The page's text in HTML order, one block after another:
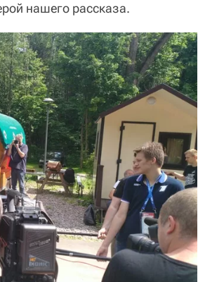
нашего рассказа.